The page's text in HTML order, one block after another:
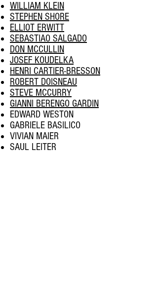
WILLIAM KLEIN
STEPHEN SHORE
ELLIOT ERWITT
SEBASTIAO SALGADO
DON MCCULLIN
JOSEF KOUDELKA
HENRI CARTIER-BRESSON
ROBERT DOISNEAU
STEVE MCCURRY
GIANNI BERENGO GARDIN
EDWARD WESTON
GABRIELE BASILICO
VIVIAN MAIER
SAUL LEITER